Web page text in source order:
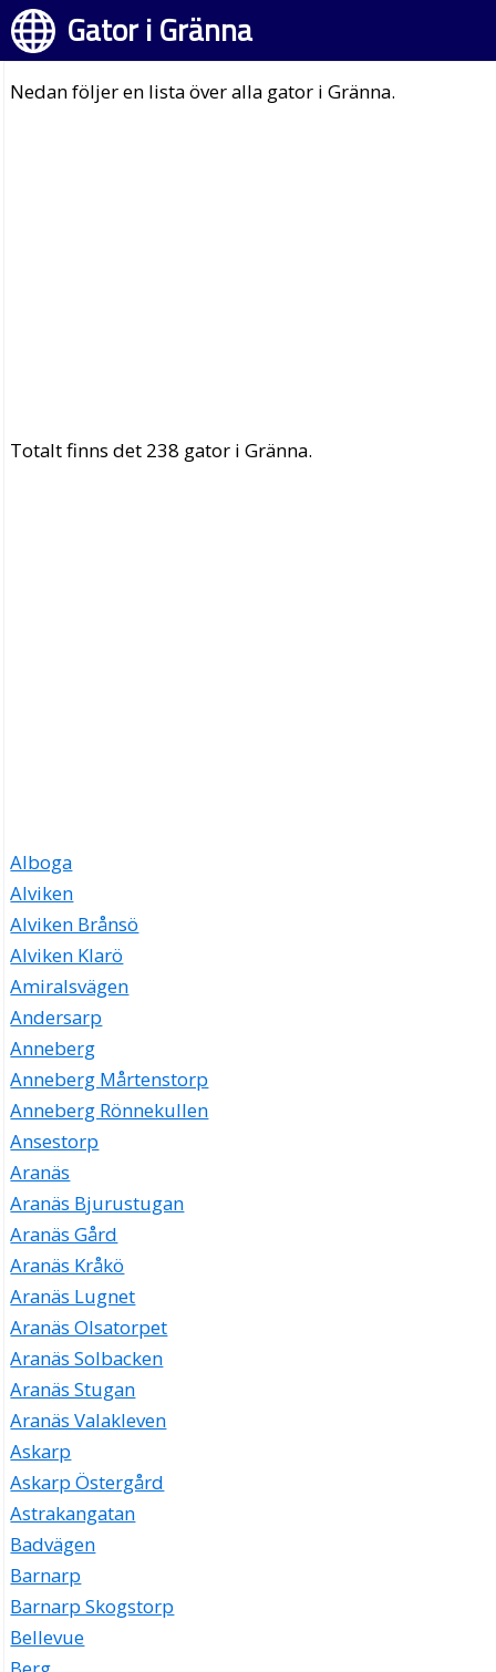
Gator i Gränna
Nedan följer en lista över alla gator i Gränna.
Totalt finns det 238 gator i Gränna.
Alboga
Alviken
Alviken Brånsö
Alviken Klarö
Amiralsvägen
Andersarp
Anneberg
Anneberg Mårtenstorp
Anneberg Rönnekullen
Ansestorp
Aranäs
Aranäs Bjurustugan
Aranäs Gård
Aranäs Kråkö
Aranäs Lugnet
Aranäs Olsatorpet
Aranäs Solbacken
Aranäs Stugan
Aranäs Valakleven
Askarp
Askarp Östergård
Astrakangatan
Badvägen
Barnarp
Barnarp Skogstorp
Bellevue